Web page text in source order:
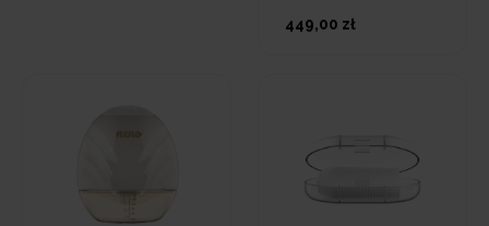
449,00 zł